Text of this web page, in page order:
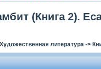
(Книга 2).
Художественная литература->